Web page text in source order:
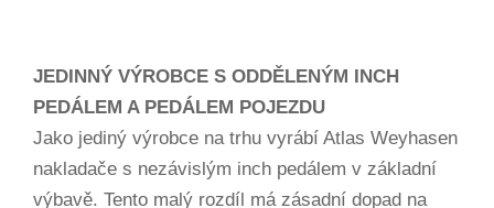
JEDINNÝ VÝROBCE S ODDĚLENÝM INCH
PEDÁLEM A PEDÁLEM POJEZDU
Jako jediný výrobce na trhu vyrábí Atlas Weyhasen
nakladače s nezávislým inch pedálem v základní
výbavě. Tento malý rozdíl má zásadní dopad na